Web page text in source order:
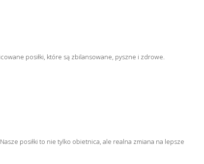
posiłki, które są zbilansowane, pyszne i zdrowe.
posiłki to nie tylko obietnica, ale realna zmiana na lepsze